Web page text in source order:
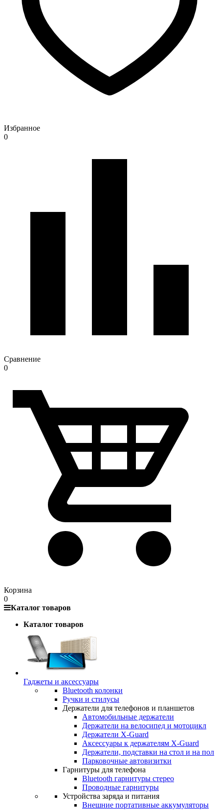
Избранное
0
Сравнение
0
Корзина
0
Каталог товаров
Каталог товаров
Гаджеты и аксессуары
Bluetooth колонки
Ручки и стилусы
Держатели для телефонов и планшетов
Автомобильные держатели
Держатели на велосипед и мотоцикл
Держатели X-Guard
Аксессуары к держателям X-Guard
Держатели, подставки на стол и на пол
Парковочные автовизитки
Гарнитуры для телефона
Bluetooth гарнитуры стерео
Проводные гарнитуры
Устройства заряда и питания
Внешние портативные аккумуляторы